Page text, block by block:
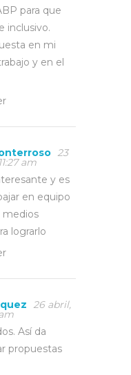
para que
inclusivo.
en mi
y en el
23
am
y es
en equipo
medios
lograrlo
26 abril,
Así da
propuestas